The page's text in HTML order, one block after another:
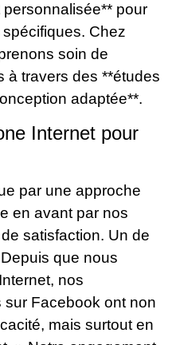
pour
Chez
soin de
à travers des **études
adaptée**.
Internet pour
par une approche
en avant par nos
satisfaction. Un de
que nous
nos
Facebook ont non
mais surtout en